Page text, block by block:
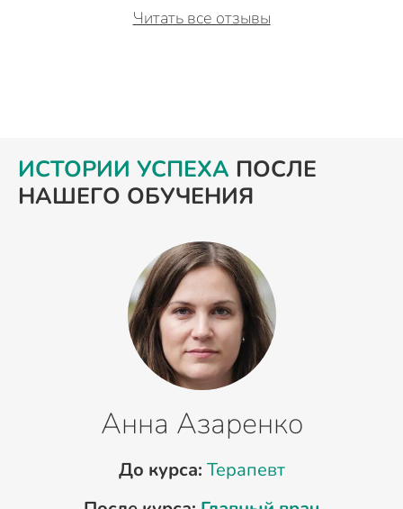
Читать все отзывы
ИСТОРИИ УСПЕХА ПОСЛЕ
НАШЕГО ОБУЧЕНИЯ
Анна Азаренко
До курса: Терапевт